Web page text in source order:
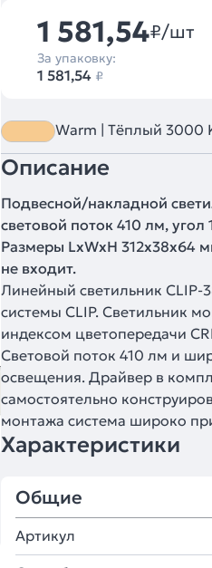
1 581,54₽/шт
За упаковку:
1 581,54 ₽
Warm | Тёплый 3000
Описание
Подвесной/накладной
световой поток 410 лм,
Размеры LxWxH 312x38x64
не входит.
Линейный светильник CLIP-
системы CLIP. Светильник
индексом цветопередачи
Световой поток 410 лм и
освещения. Драйвер в
самостоятельно
монтажа система широко
Характеристики
Общие
Артикул